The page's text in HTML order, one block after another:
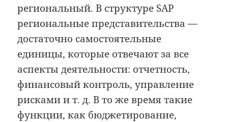
региональный. В структуре SAP
региональные представительства —
достаточно самостоятельные
единицы, которые отвечают за все
аспекты деятельности: отчетность,
финансовый контроль, управление
рисками и т. д. В то же время такие
функции, как бюджетирование,